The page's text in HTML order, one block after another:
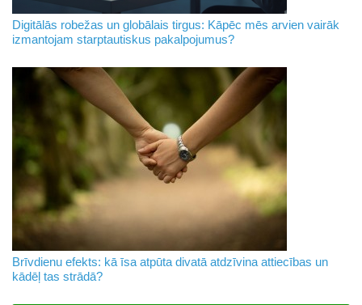
Digitālās robežas un globālais tirgus: Kāpēc mēs arvien vairāk
izmantojam starptautiskus pakalpojumus?
Brīvdienu efekts: kā īsa atpūta divatā atdzīvina attiecības un
kādēļ tas strādā?